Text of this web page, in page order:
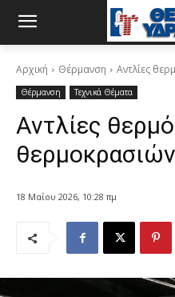
Αρχική Θέρμανση Αντλίες
Θέρμανση Τεχνικά Θέματα
Αντλίες
θερμοκρασιών
18 Μαΐου 2026, 10:28 πμ